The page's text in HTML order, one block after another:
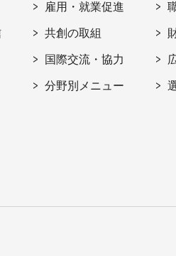
雇用・就業促進
共創の取組
国際交流・協力
分野別メニュー